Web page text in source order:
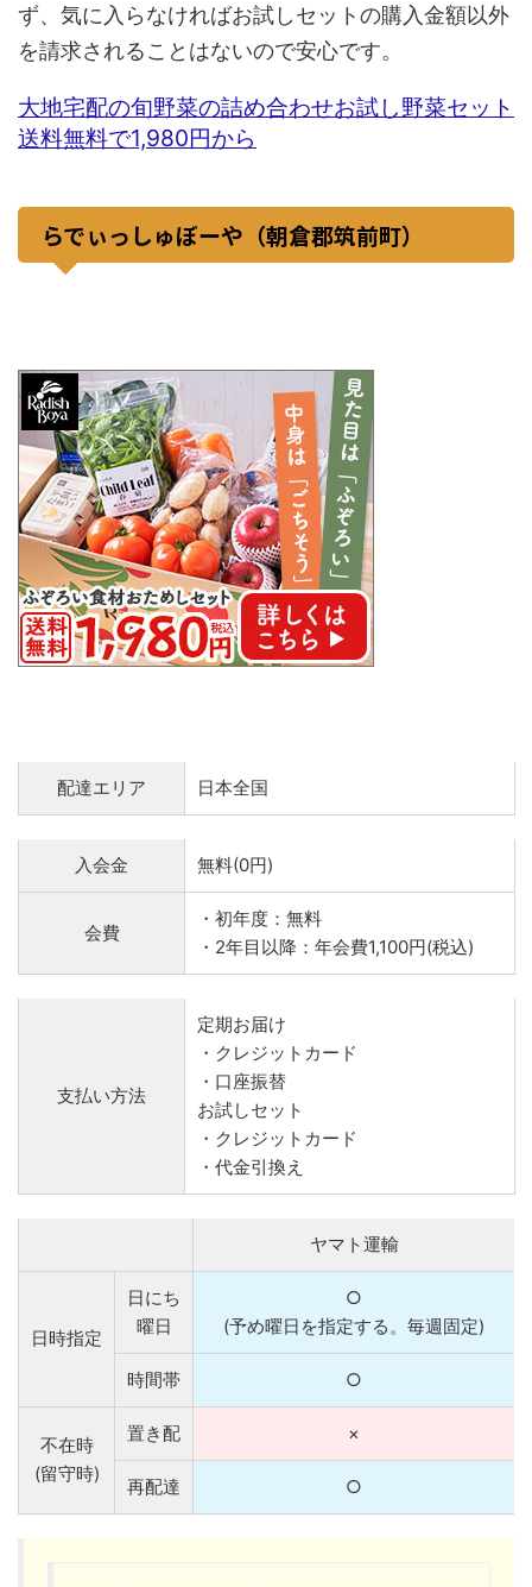
ず、気に入らなければお試しセットの購入金額以外
を請求されることはないので安心です。
大地宅配の旬野菜の詰め合わせお試し野菜セット
送料無料で1,980円から
らでぃっしゅぼーや（朝倉郡筑前町）
配達エリア 日本全国
入会金 無料(0円)
会費
・初年度：無料
・2年目以降：年会費1,100円(税込)
支払い方法
定期お届け
・クレジットカード
・口座振替
お試しセット
・クレジットカード
・代金引換え
ヤマト運輸
日時指定
日にち
曜日
○
(予め曜日を指定する。毎週固定)
時間帯 ○
不在時
(留守時)
置き配 ×
再配達 ○